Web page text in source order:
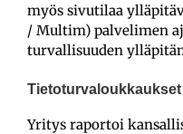
myös sivutilaa
/ Multim) palvelimen
turvallisuuden
Tietoturvaloukkaukset
Yritys raportoi